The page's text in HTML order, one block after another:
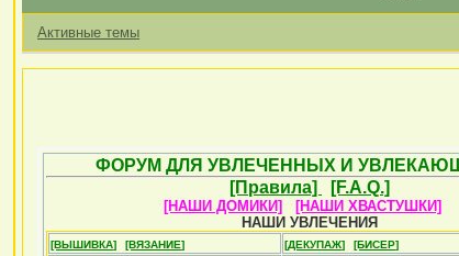
Активные темы
ФОРУМ ДЛЯ УВЛЕЧЕННЫХ И
[Правила]
[F.A.Q.]
[НАШИ ДОМИКИ]
[НАШИ ХВАСТУШКИ]
НАШИ УВЛЕЧЕНИЯ
[ВЫШИВКА] [ВЯЗАНИЕ] [ДЕКУПАЖ]
[БИСЕР]